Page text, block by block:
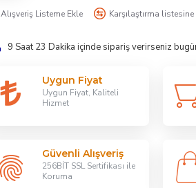
Alışveriş Listeme Ekle Karşılaştırma listesine
Uygun Fiyat
Uygun Fiyat, Kaliteli
Hizmet
Güvenli Alışveriş
256BİT SSL Sertifikası ile
Koruma
9 Saat 23 Dakika içinde sipariş verirseniz